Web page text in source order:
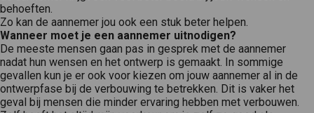
behoeften.
Zo kan de aannemer jou ook een stuk beter helpen.
Wanneer moet je een aannemer uitnodigen?
De meeste mensen gaan pas in gesprek met de aannemer
nadat hun wensen en het ontwerp is gemaakt. In sommige
gevallen kun je er ook voor kiezen om jouw aannemer al in de
ontwerpfase bij de verbouwing te betrekken. Dit is vaker het
geval bij mensen die minder ervaring hebben met verbouwen.